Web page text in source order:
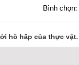
Bình chọn:
hô hấp của thực vật.